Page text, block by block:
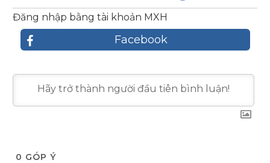
Đăng nhập bằng tài khoản MXH
Facebook
0 GÓP Ý